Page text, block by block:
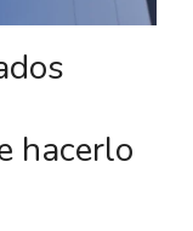
hacerlo